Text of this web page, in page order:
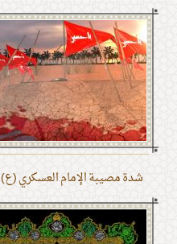
شدة مصيبة الإمام العسكري (ع)